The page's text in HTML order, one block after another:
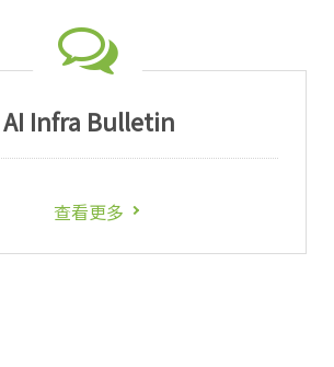
AI Infra Bulletin
查看更多